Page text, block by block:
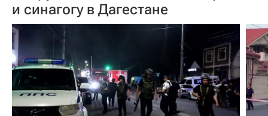
и синагогу в Дагестане